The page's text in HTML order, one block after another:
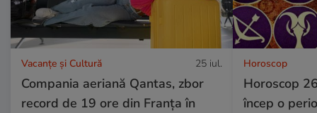
Vacanțe și Cultură 25 iul.
Compania aeriană Qantas, zbor
record de 19 ore din Franța în
Horoscop
Horoscop
încep o